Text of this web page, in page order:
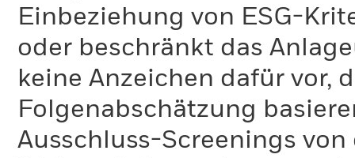
Einbeziehung von ESG-
oder beschränkt das
keine Anzeichen dafür vor,
Folgenabschätzung
Ausschluss-Screenings